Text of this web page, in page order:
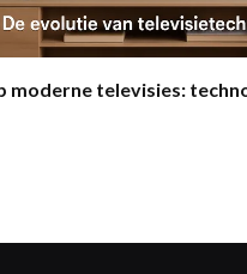
moderne televisies: